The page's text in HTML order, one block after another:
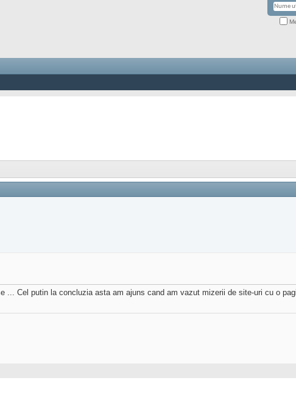
... Cel putin la concluzia asta am ajuns cand am vazut mizerii de site-uri cu o